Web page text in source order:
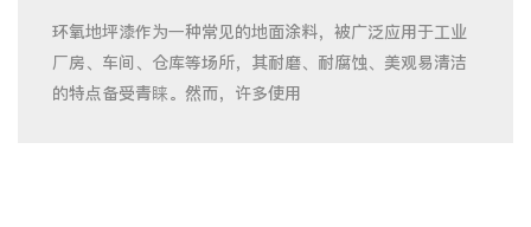
环氧地坪漆作为一种常见的地面涂料，被广泛应用于工业
厂房、车间、仓库等场所，其耐磨、耐腐蚀、美观易清洁
的特点备受青睐。然而，许多使用